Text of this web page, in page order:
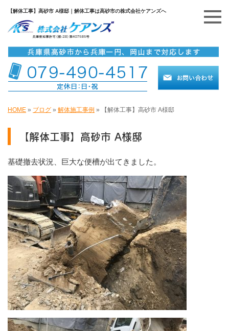
【解体工事】高砂市 A様邸｜解体工事は高砂市の株式会社ケアンズへ
HOME » ブログ » 解体施工事例 » 【解体工事】高砂市 A様邸
【解体工事】高砂市 A様邸
基礎撤去状況、巨大な便槽が出てきました。